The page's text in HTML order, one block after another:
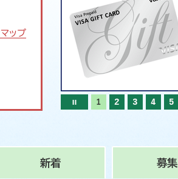
ップ
新着 募集